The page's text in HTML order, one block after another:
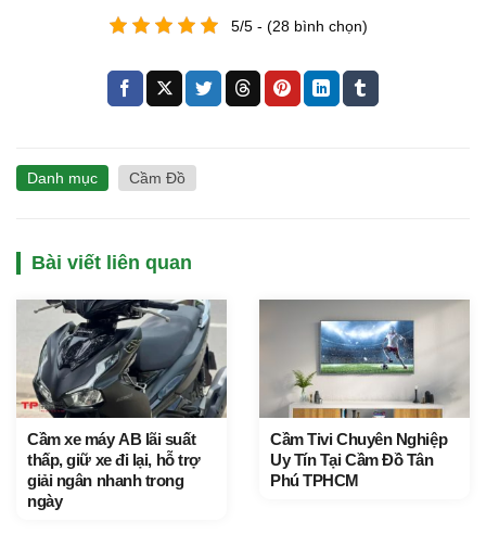
5/5 - (28 bình chọn)
Danh mục Cầm Đồ
Bài viết liên quan
Cầm xe máy AB lãi suất
thấp, giữ xe đi lại, hỗ trợ
giải ngân nhanh trong
ngày
Cầm Tivi Chuyên Nghiệp
Uy Tín Tại Cầm Đồ Tân
Phú TPHCM